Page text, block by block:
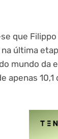
que
na última
mundo da
apenas